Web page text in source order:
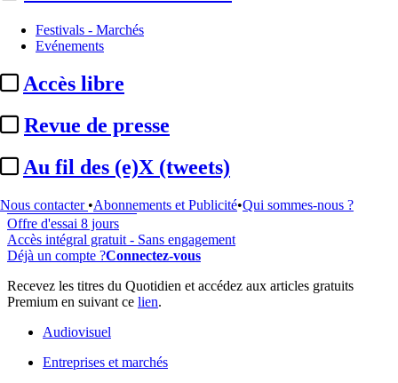
Festivals - Marchés
Evénements
Accès libre
Revue de presse
Au fil des (e)X (tweets)
Nous contacter •Abonnements et Publicité•Qui sommes-nous ?
Cet article est réservé à nos abonnés
99% reste à lire
Pour accéder à cet article, à l'ensemble du site, découvrez nos
formules d'abonnement.
S'abonner à Satellifacts
Offre d'essai 8 jours
Accès intégral gratuit - Sans engagement
Déjà un compte ?Connectez-vous
Recevez les titres du Quotidien et accédez aux articles gratuits
Premium en suivant ce lien.
Audiovisuel
Entreprises et marchés